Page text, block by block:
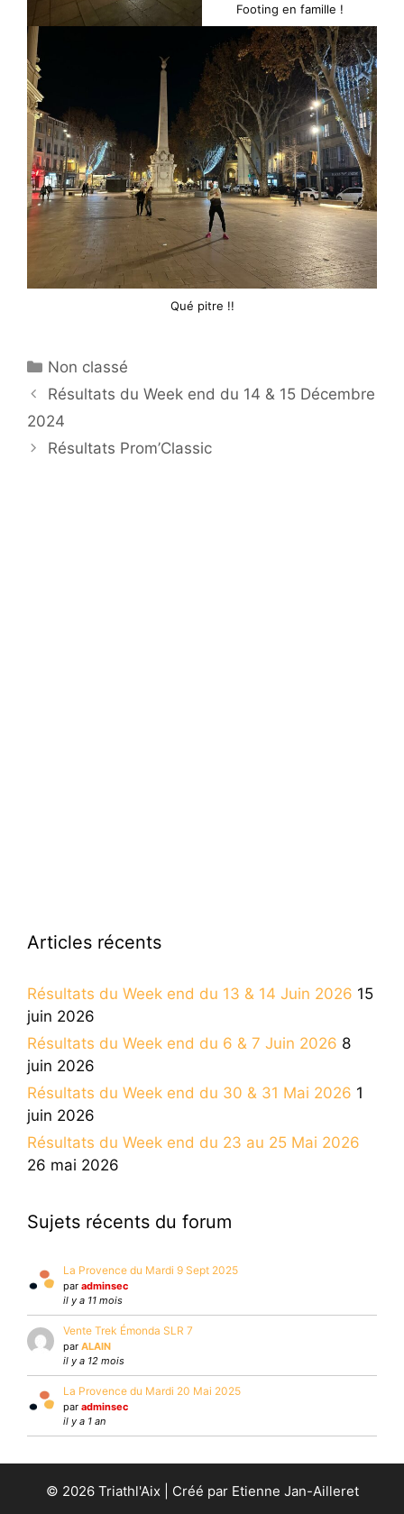
Footing en famille !
Qué pitre !!
Catégories
Non classé
Résultats du Week end du 14 & 15 Décembre
2024
Résultats Prom’Classic
Articles récents
Résultats du Week end du 13 & 14 Juin 2026 15
juin 2026
Résultats du Week end du 6 & 7 Juin 2026 8
juin 2026
Résultats du Week end du 30 & 31 Mai 2026 1
juin 2026
Résultats du Week end du 23 au 25 Mai 2026
26 mai 2026
Sujets récents du forum
La Provence du Mardi 9 Sept 2025
par adminsec
il y a 11 mois
Vente Trek Émonda SLR 7
par ALAIN
il y a 12 mois
La Provence du Mardi 20 Mai 2025
par adminsec
il y a 1 an
© 2026 Triathl'Aix | Créé par Etienne Jan-Ailleret